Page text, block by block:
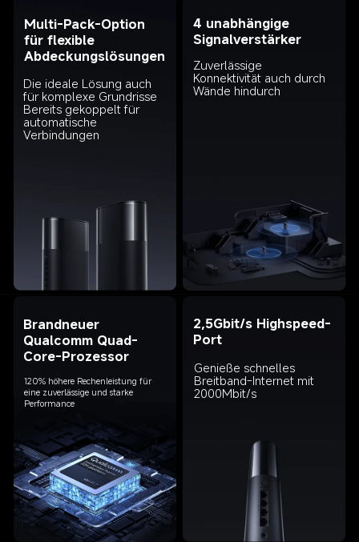
Multi-Pack-Option
für flexible
Abdeckungslösungen
Die ideale Lösung auch
für komplexe Grundrisse
Bereits gekoppelt für
automatische
Verbindungen
4 unabhängige
Signalverstärker
Zuverlässige
Konnektivität auch durch
Wände hindurch
Brandneuer
Qualcomm Quad-
Core-Prozessor
120% höhere Rechenleistung für
eine zuverlässige und starke
Performance
2,5Gbit/s Highspeed-
Genieße schnelles
Breitband-Internet mit
2000Mbit/s